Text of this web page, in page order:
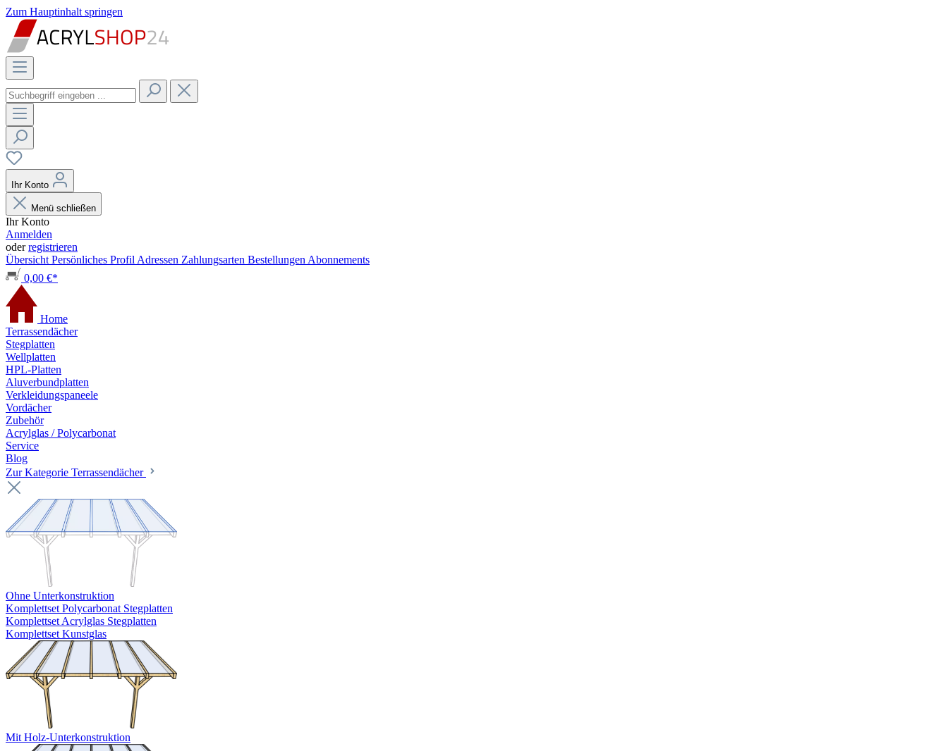
Zum Hauptinhalt springen
Ihr Konto
Menü schließen
Ihr Konto
Anmelden
oderregistrieren
Übersicht Persönliches Profil Adressen Zahlungsarten Bestellungen Abonnements
0,00 €*
Home
Terrassendächer
Stegplatten
Wellplatten
HPL-Platten
Aluverbundplatten
Verkleidungspaneele
Vordächer
Zubehör
Acrylglas / Polycarbonat
Service
Blog
Zur Kategorie Terrassendächer
Ohne Unterkonstruktion
Komplettset Polycarbonat Stegplatten
Komplettset Acrylglas Stegplatten
Komplettset Kunstglas
Mit Holz-Unterkonstruktion